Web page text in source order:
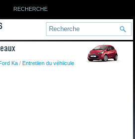
RECHERCHE
Ka /Entretiien du véhiicule